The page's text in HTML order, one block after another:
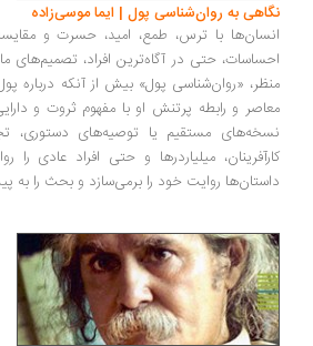
به روان‌شناسی پول | ایما موسی‌زاده
با ترس، طمع، امید، حسرت و مقایسه
حتی در آگاه‌ترین افراد، تصمیم‌های مالی
«روان‌شناسی پول» بیش از آنکه درباره پول باشد،
و رابطه پرتنش او با مفهوم ثروت و دارایی
مستقیم یا توصیه‌های دستوری، تجربه
میلیاردرها و حتی افراد عادی را
روایت خود را برمی‌سازد و بحث را به پیش